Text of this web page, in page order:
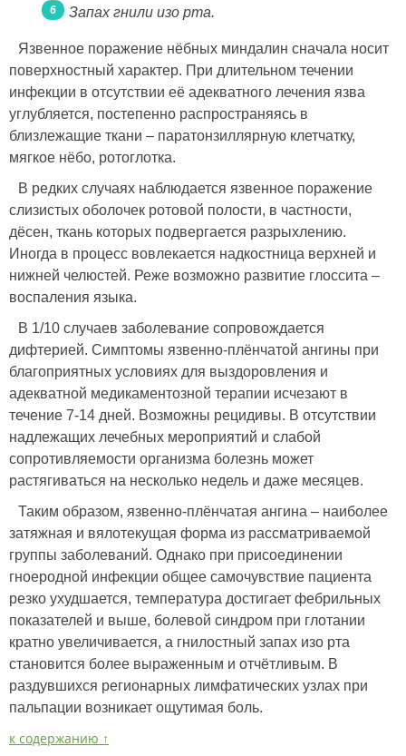
Запах гнили изо рта.
Язвенное поражение нёбных миндалин сначала носит
поверхностный характер. При длительном течении
инфекции в отсутствии её адекватного лечения язва
углубляется, постепенно распространяясь в
близлежащие ткани – паратонзиллярную клетчатку,
мягкое нёбо, ротоглотка.
В редких случаях наблюдается язвенное поражение
слизистых оболочек ротовой полости, в частности,
дёсен, ткань которых подвергается разрыхлению.
Иногда в процесс вовлекается надкостница верхней и
нижней челюстей. Реже возможно развитие глоссита –
воспаления языка.
В 1/10 случаев заболевание сопровождается
дифтерией. Симптомы язвенно-плёнчатой ангины при
благоприятных условиях для выздоровления и
адекватной медикаментозной терапии исчезают в
течение 7-14 дней. Возможны рецидивы. В отсутствии
надлежащих лечебных мероприятий и слабой
сопротивляемости организма болезнь может
растягиваться на несколько недель и даже месяцев.
Таким образом, язвенно-плёнчатая ангина – наиболее
затяжная и вялотекущая форма из рассматриваемой
группы заболеваний. Однако при присоединении
гноеродной инфекции общее самочувствие пациента
резко ухудшается, температура достигает фебрильных
показателей и выше, болевой синдром при глотании
кратно увеличивается, а гнилостный запах изо рта
становится более выраженным и отчётливым. В
раздувшихся регионарных лимфатических узлах при
пальпации возникает ощутимая боль.
к содержанию ↑